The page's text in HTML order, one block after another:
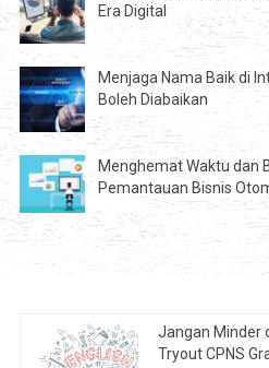
Era Digital
Menjaga Nama Baik di
Boleh Diabaikan
Menghemat Waktu dan
Pemantauan Bisnis
Jangan Minder
Tryout CPNS